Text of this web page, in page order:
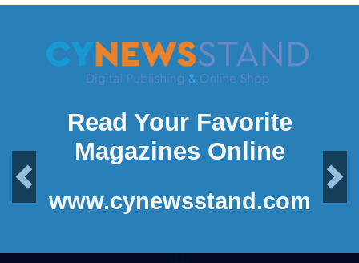
Read Your Favorite
Magazines Online
Next
www.cynewsstand.com